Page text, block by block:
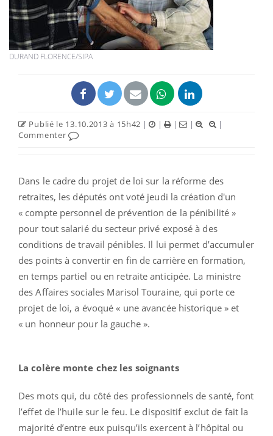
DURAND FLORENCE/SIPA
Publié le 13.10.2013 à 15h42 | | | |
|
Commenter
Dans le cadre du projet de loi sur la réforme des
retraites, les députés ont voté jeudi la création d'un
« compte personnel de prévention de la pénibilité »
pour tout salarié du secteur privé exposé à des
conditions de travail pénibles. Il lui permet d’accumuler
des points à convertir en fin de carrière en formation,
en temps partiel ou en retraite anticipée. La ministre
des Affaires sociales Marisol Touraine, qui porte ce
projet de loi, a évoqué « une avancée historique » et
« un honneur pour la gauche ».
La colère monte chez les soignants
Des mots qui, du côté des professionnels de santé, font
l’effet de l’huile sur le feu. Le dispositif exclut de fait la
majorité d’entre eux puisqu’ils exercent à l’hôpital ou